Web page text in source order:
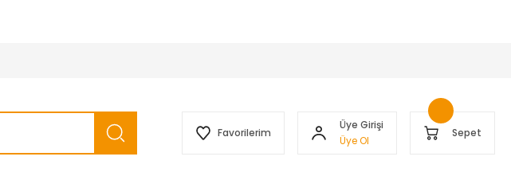
Favorilerim
Üye Girişi
Üye Ol
Sepet